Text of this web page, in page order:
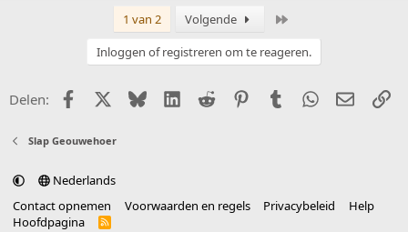
1 van 2 Volgende
Inloggen of registreren om te reageren.
Delen: FacebookX (Twitter)
BlueskyLinkedIn
Reddit PinterestTumblr WhatsApp
E-mail
Slap Geouwehoer
Nederlands
Contact opnemen
Voorwaarden en regels Privacybeleid
Help
Hoofdpagina
R